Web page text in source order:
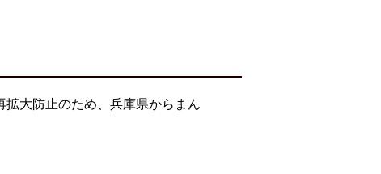
大防止のため、兵庫県からまん